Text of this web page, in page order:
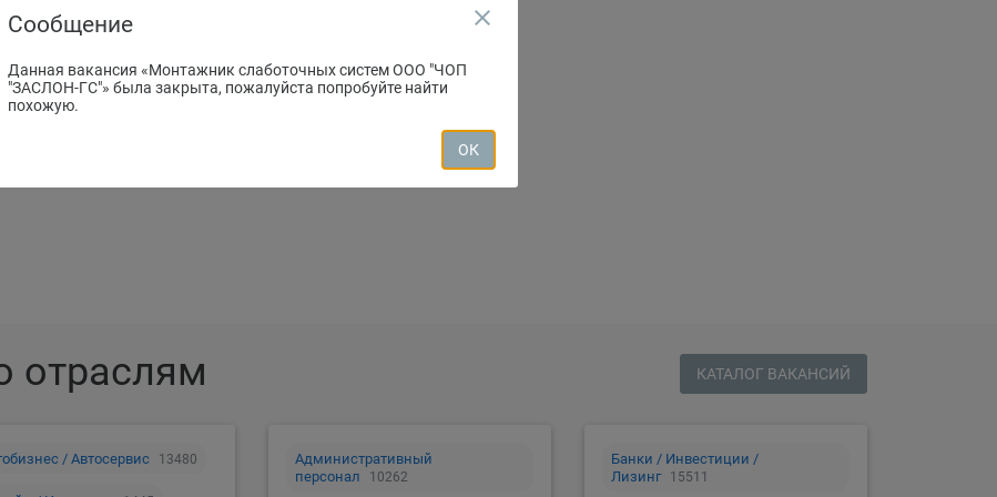
Создать вакансию
отраслям КАТАЛОГ ВАКАНСИЙ
/ Автосервис 13480
Административный
персонал
10262
Банки / Инвестиции /
Лизинг
15511
close
Сообщение
Данная вакансия «Монтажник слаботочных систем ООО "ЧОП
"ЗАСЛОН-ГС"» была закрыта, пожалуйста попробуйте найти
похожую.
ОК